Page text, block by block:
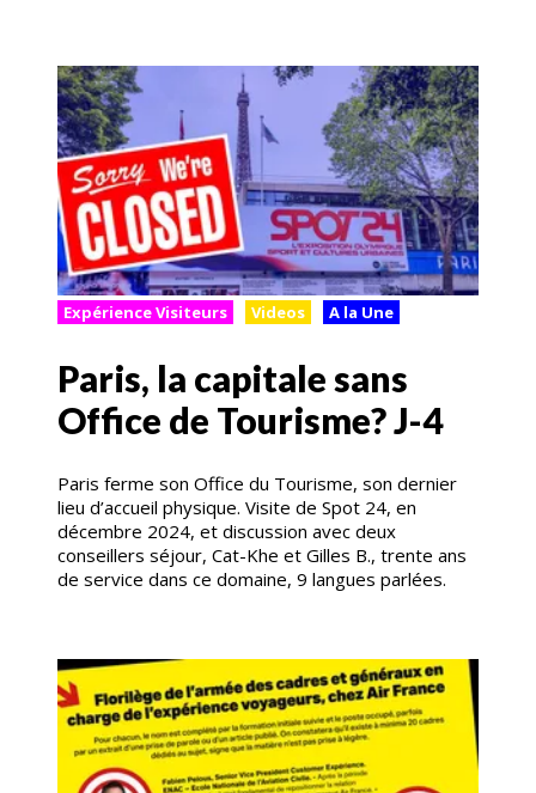
Expérience Visiteurs Videos A la Une
Paris, la capitale sans
Office de Tourisme? J-4
Paris ferme son Office du Tourisme, son dernier
lieu d’accueil physique. Visite de Spot 24, en
décembre 2024, et discussion avec deux
conseillers séjour, Cat-Khe et Gilles B., trente ans
de service dans ce domaine, 9 langues parlées.